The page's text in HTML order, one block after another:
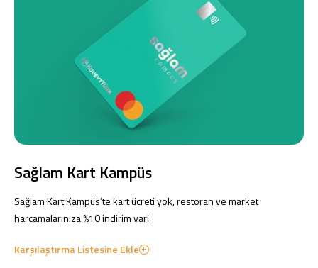
Sağlam Kart Kampüs
Sağlam Kart Kampüs’te kart ücreti yok, restoran ve market
harcamalarınıza %10 indirim var!
Karşılaştırma Listesine Ekle